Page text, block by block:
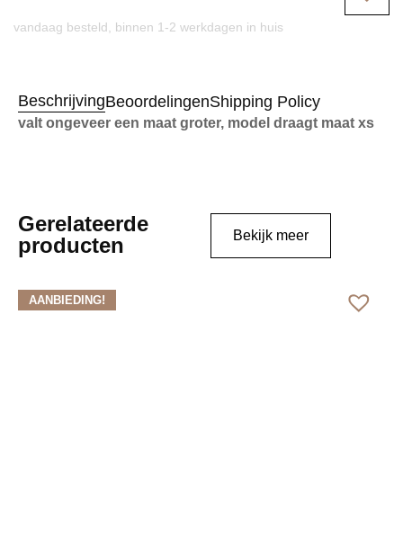
vandaag besteld, binnen 1-2 werkdagen in huis
BeschrijvingBeoordelingenShipping Policy
valt ongeveer een maat groter, model draagt maat xs
Gerelateerde
producten
Bekijk meer
AANBIEDING!